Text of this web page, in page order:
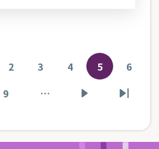
頁
2
頁
面
3
頁
4
目
5
頁
6
頁
9 …
下
頁
Last